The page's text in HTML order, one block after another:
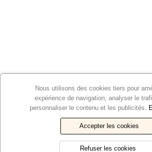
Nous utilisons des cookies tiers pour
expérience de navigation, analyser le
personnaliser le contenu et les publicités.
Accepter les cookies
Refuser les cookies